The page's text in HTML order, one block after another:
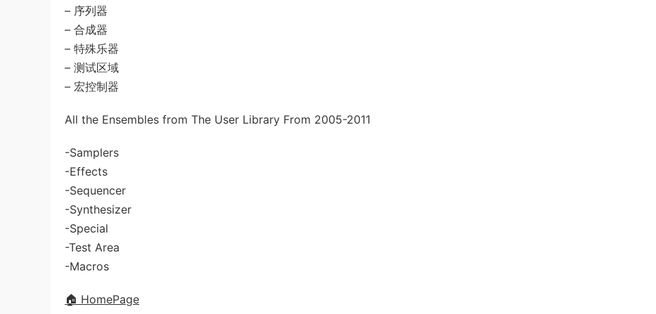
– 序列器
– 合成器
– 特殊乐器
– 测试区域
– 宏控制器
All the Ensembles from The User Library From 2005-2011
-Samplers
-Effects
-Sequencer
-Synthesizer
-Special
-Test Area
-Macros
🏠 HomePage